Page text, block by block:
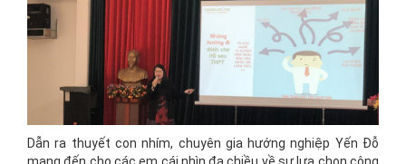
Dẫn ra thuyết con nhím, chuyên gia hướng nghiệp Yến Đỗ